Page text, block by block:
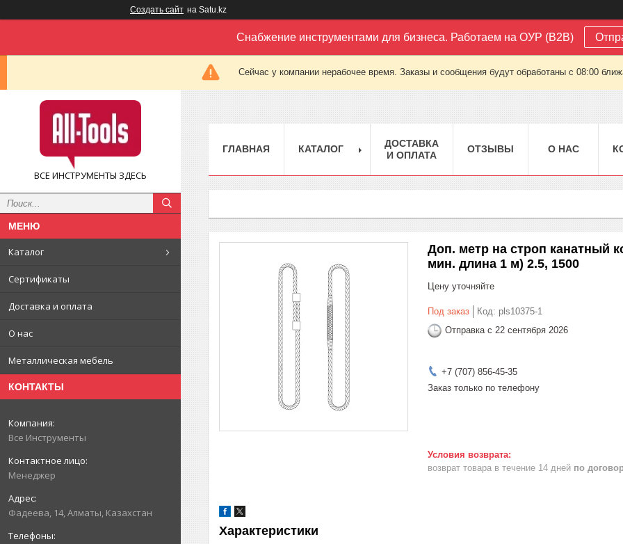
Создать сайт на Satu.kz
Снабжение инструментами для бизнеса. Работаем на ОУР (B2B)
Сейчас у компании нерабочее время. Заказы и сообщения будут обработаны с 08:00
ВСЕ ИНСТРУМЕНТЫ ЗДЕСЬ
Каталог
Сертификаты
Доставка и оплата
О нас
Металлическая мебель
КОНТАКТЫ
Все Инструменты
Менеджер
Фадеева, 14, Алматы, Казахстан
ГЛАВНАЯ КАТАЛОГ
ДОСТАВКА
И ОПЛАТА
ОТЗЫВЫ О НАС
Доп. метр на строп канатный
мин. длина 1 м) 2.5, 1500
Цену уточняйте
Под заказ Код: pls10375-1
Отправка с 22 сентября 2026
+7 (707) 856-45-35
Заказ только по телефону
возврат товара в течение 14 дней по
Характеристики